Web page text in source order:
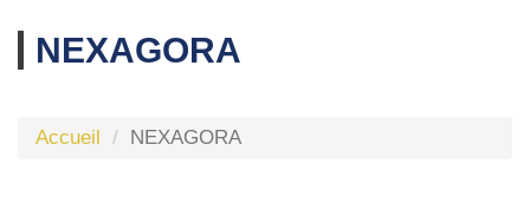
NEXAGORA
Accueil NEXAGORA